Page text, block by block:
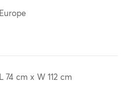
Europe
L 74 cm x W 112 cm